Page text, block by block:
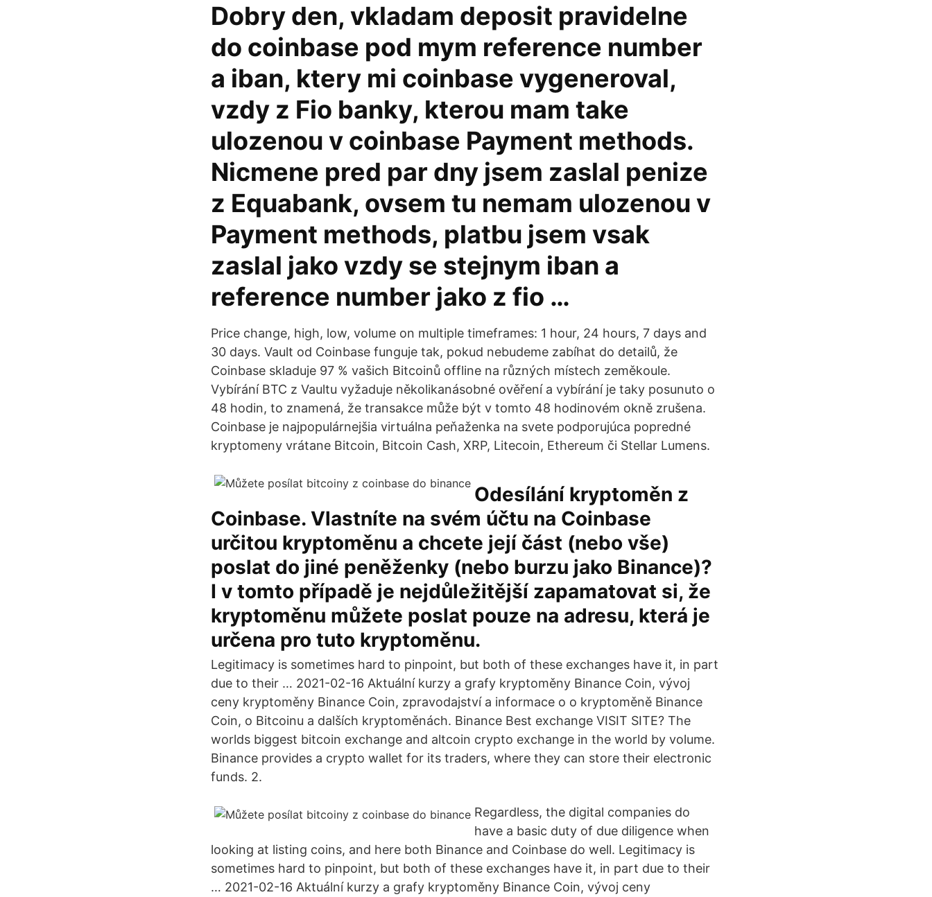
Dobry den, vkladam deposit pravidelne
do coinbase pod mym reference number
a iban, ktery mi coinbase vygeneroval,
vzdy z Fio banky, kterou mam take
ulozenou v coinbase Payment methods.
Nicmene pred par dny jsem zaslal penize
z Equabank, ovsem tu nemam ulozenou v
Payment methods, platbu jsem vsak
zaslal jako vzdy se stejnym iban a
reference number jako z fio …
Price change, high, low, volume on multiple timeframes: 1 hour, 24 hours, 7 days and
30 days. Vault od Coinbase funguje tak, pokud nebudeme zabíhat do detailů, že
Coinbase skladuje 97 % vašich Bitcoinů offline na různých místech zeměkoule.
Vybírání BTC z Vaultu vyžaduje několikanásobné ověření a vybírání je taky posunuto o
48 hodin, to znamená, že transakce může být v tomto 48 hodinovém okně zrušena.
Coinbase je najpopulárnejšia virtuálna peňaženka na svete podporujúca popredné
kryptomeny vrátane Bitcoin, Bitcoin Cash, XRP, Litecoin, Ethereum či Stellar Lumens.
Odesílání kryptoměn z
Coinbase. Vlastníte na svém účtu na Coinbase
určitou kryptoměnu a chcete její část (nebo vše)
poslat do jiné peněženky (nebo burzu jako Binance)?
I v tomto případě je nejdůležitější zapamatovat si, že
kryptoměnu můžete poslat pouze na adresu, která je
určena pro tuto kryptoměnu.
Legitimacy is sometimes hard to pinpoint, but both of these exchanges have it, in part
due to their … 2021-02-16 Aktuální kurzy a grafy kryptoměny Binance Coin, vývoj
ceny kryptoměny Binance Coin, zpravodajství a informace o o kryptoměně Binance
Coin, o Bitcoinu a dalších kryptoměnách. Binance Best exchange VISIT SITE? The
worlds biggest bitcoin exchange and altcoin crypto exchange in the world by volume.
Binance provides a crypto wallet for its traders, where they can store their electronic
funds. 2.
Regardless, the digital companies do
have a basic duty of due diligence when
looking at listing coins, and here both Binance and Coinbase do well. Legitimacy is
sometimes hard to pinpoint, but both of these exchanges have it, in part due to their
… 2021-02-16 Aktuální kurzy a grafy kryptoměny Binance Coin, vývoj ceny